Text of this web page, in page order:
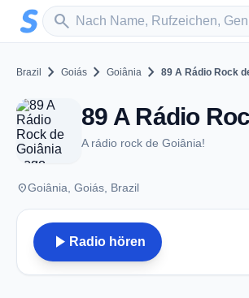
Zum Hauptinhalt springen
search
Sender suchen
Brazil chevron_right Goiás chevron_right Goiânia chevron_right 89 A Rádio Rock
A rádio rock de Goiânia!
placeGoiânia, Goiás, Brazil
play_arrow Radio hören